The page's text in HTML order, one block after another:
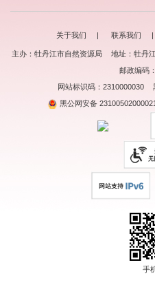
关于我们 | 联系我们 |
主办：牡丹江市自然资源局 地址：牡丹
邮政编码
网站标识码：2310000030
黑公网安备
手